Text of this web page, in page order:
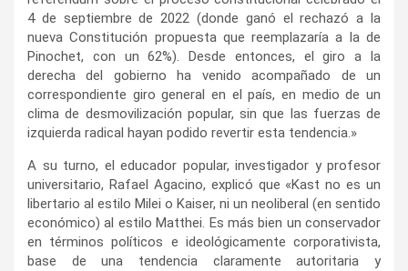
4 de septiembre de 2022 (donde ganó el rechazó a la
nueva Constitución propuesta que reemplazaría a la de
Pinochet, con un 62%). Desde entonces, el giro a la
derecha del gobierno ha venido acompañado de un
correspondiente giro general en el país, en medio de un
clima de desmovilización popular, sin que las fuerzas de
izquierda radical hayan podido revertir esta tendencia.»
A su turno, el educador popular, investigador y profesor
universitario, Rafael Agacino, explicó que «Kast no es un
libertario al estilo Milei o Kaiser, ni un neoliberal (en sentido
económico) al estilo Matthei. Es más bien un conservador
en términos políticos e ideológicamente corporativista,
base de una tendencia claramente autoritaria y